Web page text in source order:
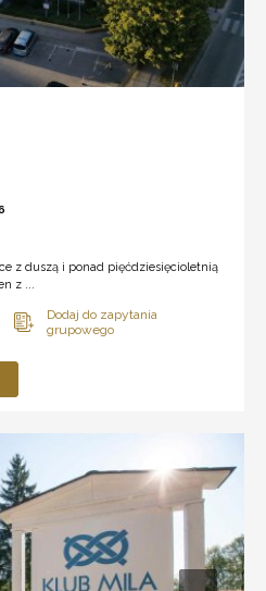
z duszą i ponad pięćdziesięcioletnią
z ...